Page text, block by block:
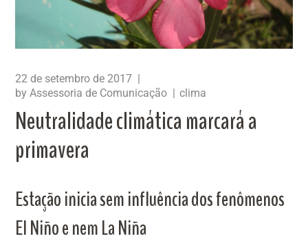
22 de setembro de 2017
byAssessoria de Comunicação clima
Neutralidade climática marcará a
primavera
Estação inicia sem influência dos fenômenos
El Niño e nem La Niña